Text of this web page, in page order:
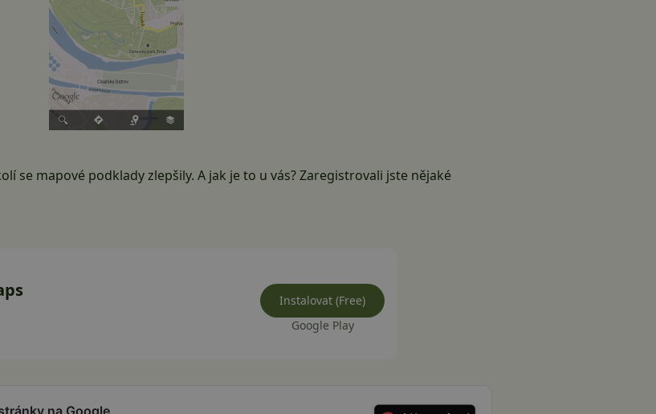
se mapové podklady zlepšily. A jak je to u vás? Zaregistrovali jste nějaké
Instalovat (Free)
Google Play